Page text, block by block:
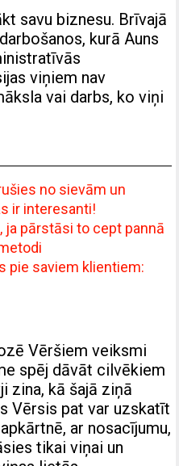
savu biznesu. Brīvajā
kurā Auns
viņiem nav
vai darbs, ko viņi
no sievām un
ir interesanti!
ja pārstāsi to cept pannā
pie saviem klientiem:
Vēršiem veiksmi
spēj dāvāt cilvēkiem
zina, kā šajā ziņā
Vērsis pat var uzskatīt
ar nosacījumu,
tikai viņai un